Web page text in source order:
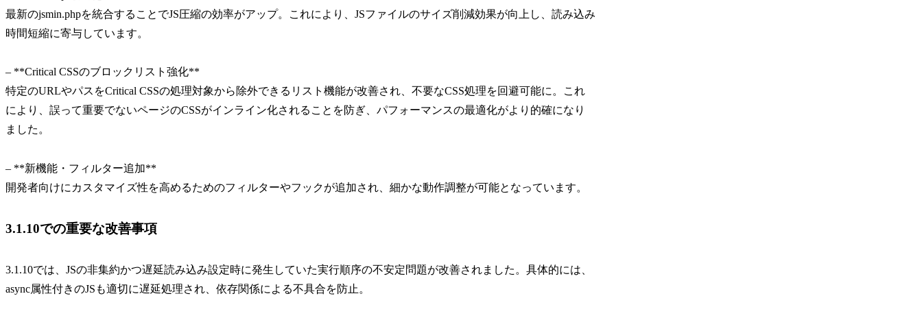
最新のjsmin.phpを統合することでJS圧縮の効率がアップ。これにより、JSファイルのサイズ削減効果が向上し、読み込み
時間短縮に寄与しています。
– **Critical CSSのブロックリスト強化**
特定のURLやパスをCritical CSSの処理対象から除外できるリスト機能が改善され、不要なCSS処理を回避可能に。これ
により、誤って重要でないページのCSSがインライン化されることを防ぎ、パフォーマンスの最適化がより的確になり
ました。
– **新機能・フィルター追加**
開発者向けにカスタマイズ性を高めるためのフィルターやフックが追加され、細かな動作調整が可能となっています。
3.1.10での重要な改善事項
3.1.10では、JSの非集約かつ遅延読み込み設定時に発生していた実行順序の不安定問題が改善されました。具体的には、
async属性付きのJSも適切に遅延処理され、依存関係による不具合を防止。